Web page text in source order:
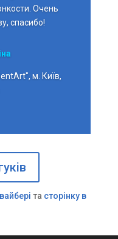
Очень
спасибо!
м. Київ,
та сторінку в